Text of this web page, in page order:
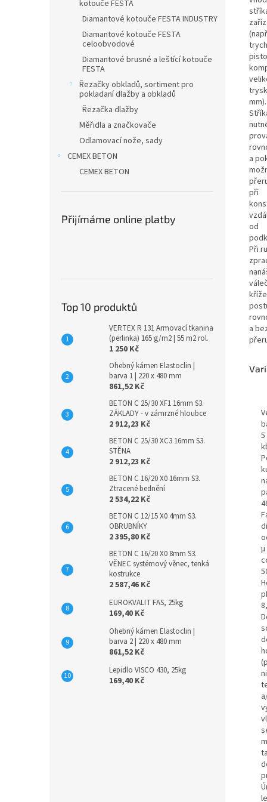
kotouče FESTA
Diamantové kotouče FESTA INDUSTRY
Diamantové kotouče FESTA
celoobvodové
Diamantové brusné a leštící kotouče
FESTA
Řezačky obkladů, sortiment pro
pokladaní dlažby a obkladů
Řezačka dlažby
Měřidla a značkovače
Odlamovací nože, sady
CEMEX BETON
CEMEX BETON
Přijímáme online platby
Top 10 produktů
VERTEX R 131 Armovací tkanina
(perlinka) 165 g/m2 | 55 m2 rol.
1 250 Kč
Ohebný kámen Elastoclin |
barva 1 | 220 x 480 mm
861,52 Kč
BETON C 25/30 XF1 16mm S3.
ZÁKLADY - v zámrzné hloubce
2 912,23 Kč
BETON C 25/30 XC3 16mm S3.
STĚNA
2 912,23 Kč
BETON C 16/20 X0 16mm S3.
Ztracené bednění
2 534,22 Kč
BETON C 12/15 X0 4mm S3.
OBRUBNÍKY
2 395,80 Kč
BETON C 16/20 X0 8mm S3.
VĚNEC systémový věnec, tenká
kostrukce
2 587,46 Kč
EUROKVALIT FAS, 25kg
169,40 Kč
Ohebný kámen Elastoclin |
barva 2 | 220 x 480 mm
861,52 Kč
Lepidlo VISCO 430, 25kg
169,40 Kč
mm).
a
při
od
Při
a
5
μ